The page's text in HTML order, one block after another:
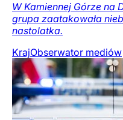
W Kamiennej Górze na
grupa zaatakowała
nastolatka.
KrajObserwator mediów